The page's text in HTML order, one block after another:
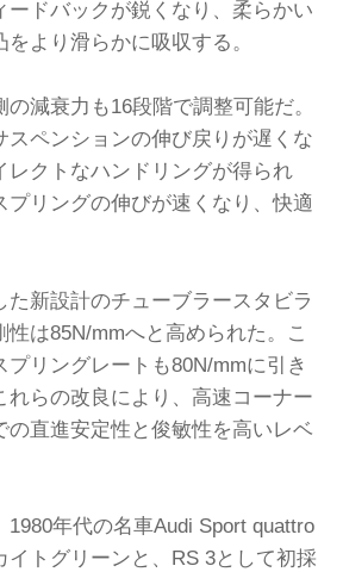
ードバックが鋭くなり、柔らかい
より滑らかに吸収する。
減衰力も16段階で調整可能だ。
スペンションの伸び戻りが遅くな
レクトなハンドリングが得られ
プリングの伸びが速くなり、快適
た新設計のチューブラースタビラ
は85N/mmへと高められた。こ
プリングレートも80N/mmに引き
れらの改良により、高速コーナー
の直進安定性と俊敏性を高いレベ
1980年代の名車Audi Sport quattro
イトグリーンと、RS 3として初採